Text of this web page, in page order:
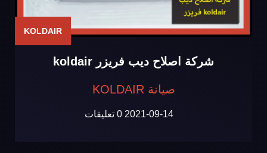
KOLDAIR
شركة اصلاح ديب فريزر koldair
صيانة KOLDAIR
2021-09-14 0 تعليقات